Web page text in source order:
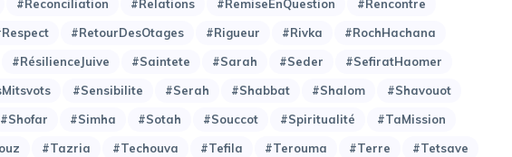
#Reconciliation #Relations #RemiseEnQuestion
#Rencontre
#RetourDesOtages #Rigueur #Rivka
#RochHachana
#RésilienceJuive #Saintete #Sarah #Seder
#SefiratHaomer
#Sensibilite #Serah #Shabbat #Shalom
#Shavouot
#Shofar #Simha #Sotah #Souccot #Spiritualité
#TaMission
#Tazria #Techouva #Tefila #Terouma #Terre
#Tetsave